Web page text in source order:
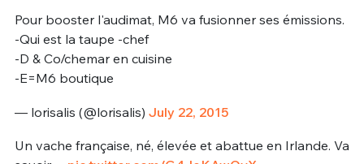
Pour booster l'audimat, M6 va fusionner ses émissions.
-Qui est la taupe -chef
-D & Co/chemar en cuisine
-E=M6 boutique
— lorisalis (@lorisalis) July 22, 2015
Un vache française, né, élevée et abattue en Irlande. Va